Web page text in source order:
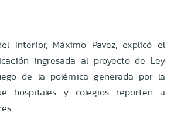
Interior, Máximo Pavez, explicó el
ingresada al proyecto de Ley
de la polémica generada por la
hospitales y colegios reporten a